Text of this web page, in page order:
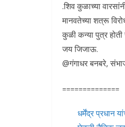
.शिव कुळाच्या
मानवतेच्या शत्रू
कुळी कन्या पुत्र
जय जिजाऊ.
@गंगाधर बनबरे,
==============
धर्मेंद्र प्रधान